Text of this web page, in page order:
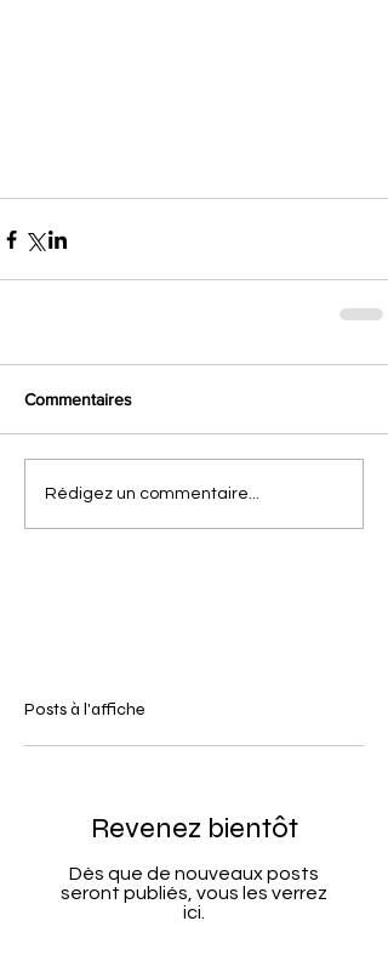
Commentaires
Rédigez un commentaire...
Posts à l'affiche
Revenez bientôt
Dès que de nouveaux posts
seront publiés, vous les verrez
ici.